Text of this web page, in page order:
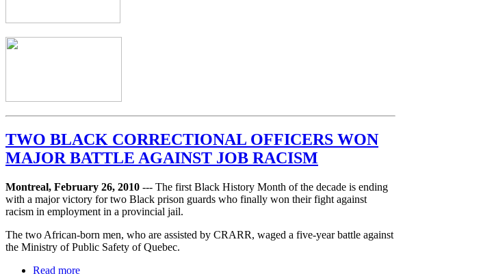
TWO BLACK CORRECTIONAL OFFICERS WON
MAJOR BATTLE AGAINST JOB RACISM
Montreal, February 26, 2010 --- The first Black History Month of the decade is ending
with a major victory for two Black prison guards who finally won their fight against
racism in employment in a provincial jail.
The two African-born men, who are assisted by CRARR, waged a five-year battle against
the Ministry of Public Safety of Quebec.
Read more